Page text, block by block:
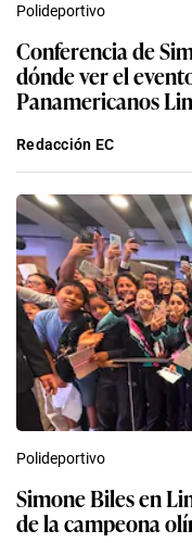
Polideportivo
Conferencia de
dónde ver el
Panamericanos
Redacción EC
Polideportivo
Simone Biles en
de la campeona